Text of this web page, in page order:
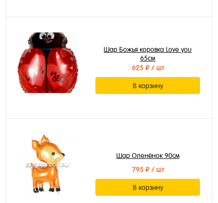
Шар Божья коровка Love you
65см
625 ₽/ шт
В корзину
Шар Оленёнок 90см
795 ₽/ шт
В корзину